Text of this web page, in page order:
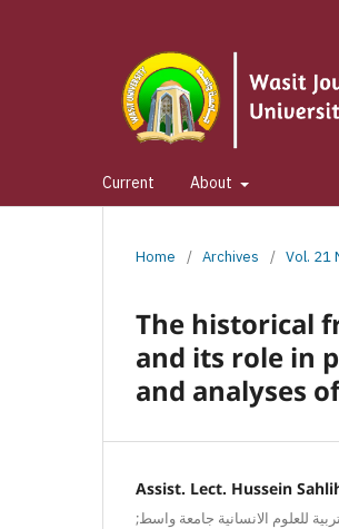
Current About
Home / Archives / Vol. 21
The historical
and its role in
and analyses
Assist. Lect. Hussein
للعلوم الانسانية جامعة واسط